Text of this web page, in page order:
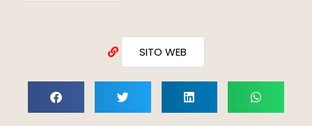
SITO WEB